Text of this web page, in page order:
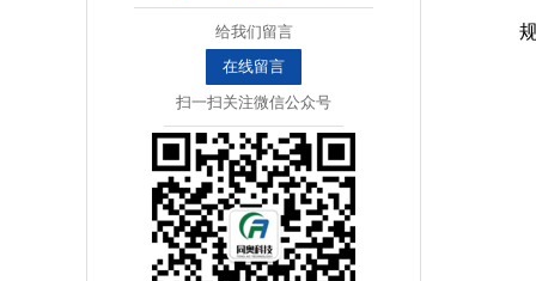
给我们留言
在线留言
扫一扫关注微信公众号